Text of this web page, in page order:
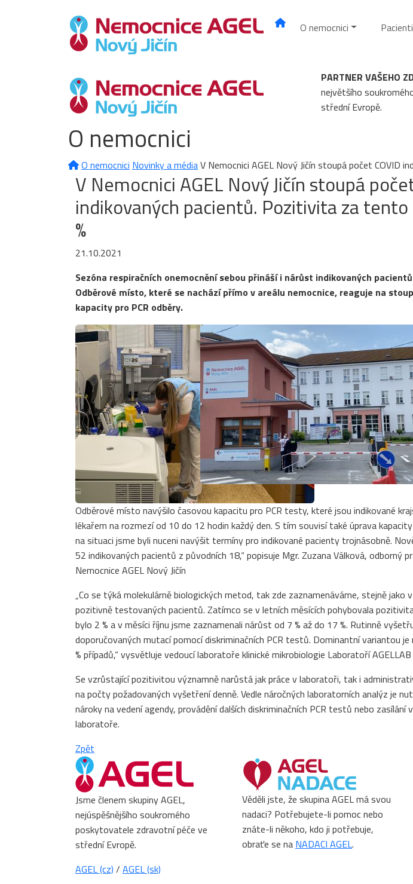
O nemocnici
PARTNER VAŠEHO
největšího
střední Evropě.
O nemocnici
O nemocnici Novinky a médiaV Nemocnici AGEL Nový Jičín stoupá počet COVID
V Nemocnici AGEL Nový Jičín stoupá
indikovaných pacientů. Pozitivita za
%
21.10.2021
Sezóna respiračních onemocnění sebou přináší i nárůst indikovaných
Odběrové místo, které se nachází přímo v areálu nemocnice, reaguje na
kapacity pro PCR odběry.
Odběrové místo navýšilo časovou kapacitu pro PCR testy, které jsou indikované
lékařem na rozmezí od 10 do 12 hodin každý den. S tím souvisí také úprava
na situaci jsme byli nuceni navýšit termíny pro indikované pacienty trojnásobně.
52 indikovaných pacientů z původních 18,“ popisuje Mgr. Zuzana Válková, odborný
Nemocnice AGEL Nový Jičín
„Co se týká molekulárně biologických metod, tak zde zaznamenáváme, stejně jako
pozitivně testovaných pacientů. Zatímco se v letních měsících pohybovala
bylo 2 % a v měsíci říjnu jsme zaznamenali nárůst od 7 % až do 17 %. Rutinně
doporučovaných mutací pomocí diskriminačních PCR testů. Dominantní variantou
% případů,“ vysvětluje vedoucí laboratoře klinické mikrobiologie Laboratoří
Se vzrůstající pozitivitou významně narůstá jak práce v laboratoři, tak i
na počty požadovaných vyšetření denně. Vedle náročných laboratorních analýz je
nároky na vedení agendy, provádění dalších diskriminačních PCR testů nebo zasílání
laboratoře.
Zpět
Jsme členem skupiny AGEL,
nejúspěšnějšího soukromého
poskytovatele zdravotní péče ve
střední Evropě.
AGEL (cz) / AGEL (sk)
Věděli jste, že skupina AGEL má svou
nadaci? Potřebujete-li pomoc nebo
znáte-li někoho, kdo ji potřebuje,
obraťe se na NADACI AGEL.